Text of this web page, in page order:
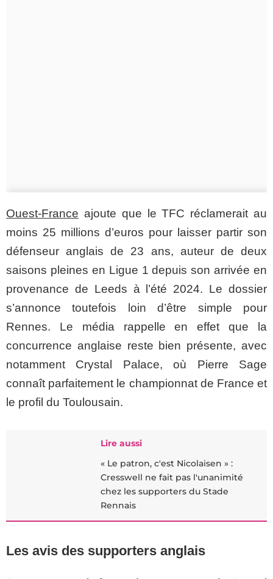
Ouest-France ajoute que le TFC réclamerait au
moins 25 millions d’euros pour laisser partir son
défenseur anglais de 23 ans, auteur de deux
saisons pleines en Ligue 1 depuis son arrivée en
provenance de Leeds à l’été 2024. Le dossier
s’annonce toutefois loin d’être simple pour
Rennes. Le média rappelle en effet que la
concurrence anglaise reste bien présente, avec
notamment Crystal Palace, où Pierre Sage
connaît parfaitement le championnat de France et
le profil du Toulousain.
Lire aussi
« Le patron, c'est Nicolaisen » :
Cresswell ne fait pas l'unanimité
chez les supporters du Stade
Rennais
Les avis des supporters anglais